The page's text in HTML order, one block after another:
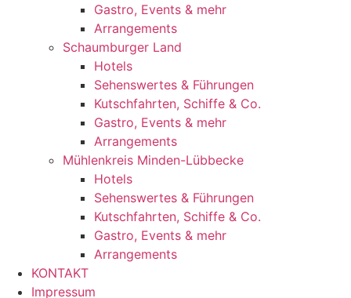
Gastro, Events & mehr
Arrangements
Schaumburger Land
Hotels
Sehenswertes & Führungen
Kutschfahrten, Schiffe & Co.
Gastro, Events & mehr
Arrangements
Mühlenkreis Minden-Lübbecke
Hotels
Sehenswertes & Führungen
Kutschfahrten, Schiffe & Co.
Gastro, Events & mehr
Arrangements
KONTAKT
Impressum